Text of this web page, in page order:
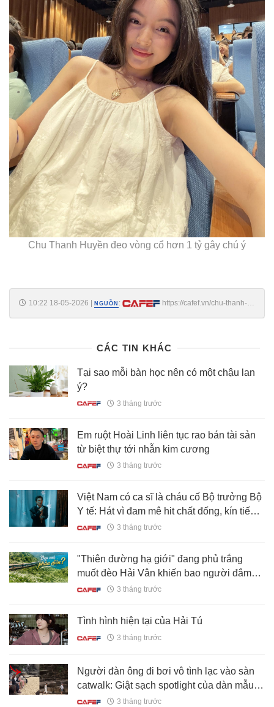
Chu Thanh Huyền đeo vòng cổ hơn 1 tỷ gây chú ý
10:22 18-05-2026 | NGUỒN :
https://cafef.vn/chu-thanh-
CÁC TIN KHÁC
Tại sao mỗi bàn học nên có một chậu lan
ý?
3 tháng trước
Em ruột Hoài Linh liên tục rao bán tài sản
từ biệt thự tới nhẫn kim cương
3 tháng trước
Việt Nam có ca sĩ là cháu cố Bộ trưởng Bộ
Y tế: Hát vì đam mê hit chất đống, kín tiếng
đến mức fan “ngã ngửa”
3 tháng trước
"Thiên đường hạ giới" đang phủ trắng
muốt đèo Hải Vân khiến bao người đắm
say: Đẹp đến đâu, đáng lo đến đó!
3 tháng trước
Tình hình hiện tại của Hải Tú
3 tháng trước
Người đàn ông đi bơi vô tình lạc vào sàn
catwalk: Giật sạch spotlight của dàn mẫu,
lên sóng truyền hình
3 tháng trước